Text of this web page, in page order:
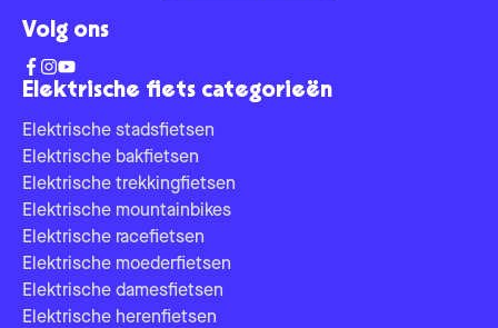
Elektrische fiets categorieën
Elektrische stadsfietsen
Elektrische bakfietsen
Elektrische trekkingfietsen
Elektrische mountainbikes
Elektrische racefietsen
Elektrische moederfietsen
Elektrische damesfietsen
Elektrische herenfietsen
Volg ons